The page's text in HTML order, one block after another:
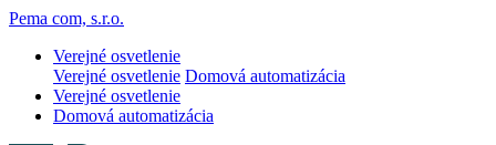
Pema com, s.r.o.
Verejné osvetlenie
Verejné osvetlenie Domová automatizácia
Verejné osvetlenie
Domová automatizácia